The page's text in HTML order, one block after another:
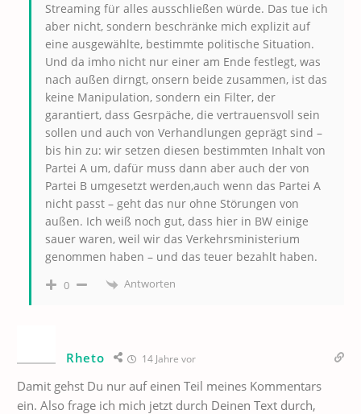
Streaming für alles ausschließen würde. Das tue ich
aber nicht, sondern beschränke mich explizit auf
eine ausgewählte, bestimmte politische Situation.
Und da imho nicht nur einer am Ende festlegt, was
nach außen dirngt, onsern beide zusammen, ist das
keine Manipulation, sondern ein Filter, der
garantiert, dass Gesrpäche, die vertrauensvoll sein
sollen und auch von Verhandlungen geprägt sind –
bis hin zu: wir setzen diesen bestimmten Inhalt von
Partei A um, dafür muss dann aber auch der von
Partei B umgesetzt werden,auch wenn das Partei A
nicht passt – geht das nur ohne Störungen von
außen. Ich weiß noch gut, dass hier in BW einige
sauer waren, weil wir das Verkehrsministerium
genommen haben – und das teuer bezahlt haben.
0 Antworten
Rheto 14 Jahre vor
Damit gehst Du nur auf einen Teil meines Kommentars
ein. Also frage ich mich jetzt durch Deinen Text durch,